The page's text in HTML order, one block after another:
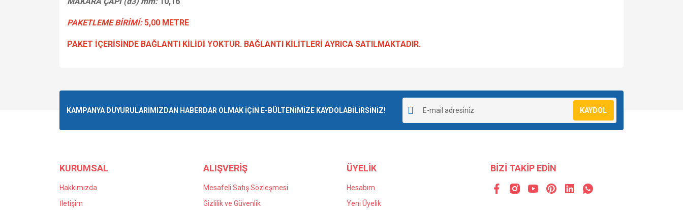
PAKETLEME BİRİMİ:5,00 METRE
PAKET İÇERİSİNDE BAĞLANTI KİLİDİ YOKTUR. BAĞLANTI KİLİTLERİ AYRICA SATILMAKTADIR.
Ürün resmi kalitesiz, bozuk veya görüntülenemiyor.
Bu ürüne benzer farklı alternatifler olmalı.
KAMPANYA DUYURULARIMIZDAN HABERDAR OLMAK İÇİN E-BÜLTENİMİZE KAYDOLABİLİRSİNİZ! KAYDOL
KURUMSAL
Hakkımızda
İletişim
ALIŞVERİŞ
Mesafeli Satış Sözleşmesi
Gizlilik ve Güvenlik
ÜYELİK
Hesabım
Yeni Üyelik
BİZİ TAKİP EDİN